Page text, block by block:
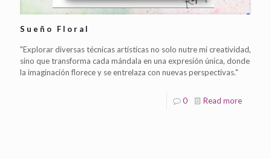
Sueño Floral
"Explorar diversas técnicas artísticas no solo nutre mi creatividad,
sino que transforma cada mándala en una expresión única, donde
la imaginación florece y se entrelaza con nuevas perspectivas."
0 Read more